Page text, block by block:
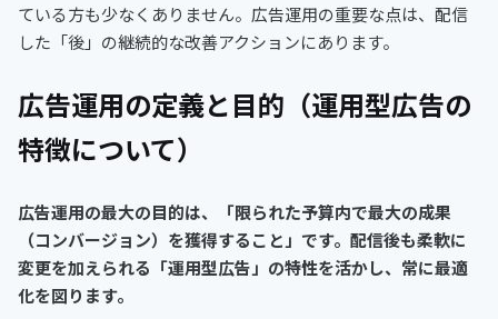
ている方も少なくありません。広告運用の重要な点は、配信
した「後」の継続的な改善アクションにあります。
広告運用の定義と目的（運用型広告の
特徴について）
広告運用の最大の目的は、「限られた予算内で最大の成果
（コンバージョン）を獲得すること」です。配信後も柔軟に
変更を加えられる「運用型広告」の特性を活かし、常に最適
化を図ります。